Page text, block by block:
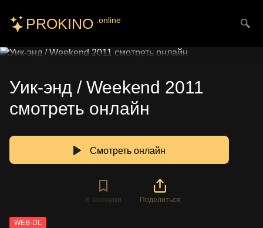
PROKINO .online
Уик-энд / Weekend 2011
смотреть онлайн
Смотреть онлайн
В закладки Поделиться
WEB-DL